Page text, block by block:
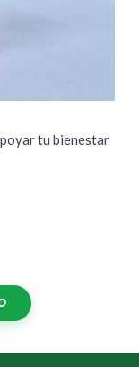
tu bienestar